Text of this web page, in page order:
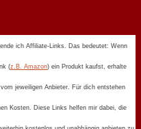
ich Affiliate-Links. Das bedeutet: Wenn
(z.B. Amazon) ein Produkt kaufst, erhalte
jeweiligen Anbieter. Für dich entstehen
Kosten. Diese Links helfen mir dabei, die